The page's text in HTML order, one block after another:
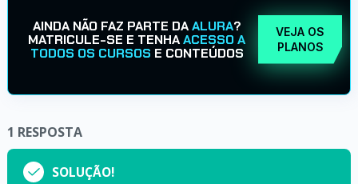
AINDA NÃO FAZ PARTE DAALURA?
MATRICULE-SE E TENHAACESSO A
TODOS OS CURSOS E CONTEÚDOS
VEJA OS
PLANOS
1 RESPOSTA
SOLUÇÃO!